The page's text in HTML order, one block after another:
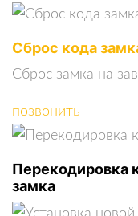
Сброс кода
Сброс замка на
позвонить
Перекодировка
замка